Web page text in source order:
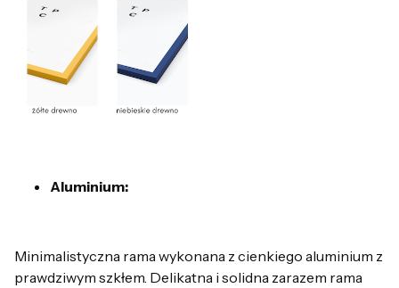
Aluminium:
Minimalistyczna rama wykonana z cienkiego aluminium z
prawdziwym szkłem. Delikatna i solidna zarazem rama